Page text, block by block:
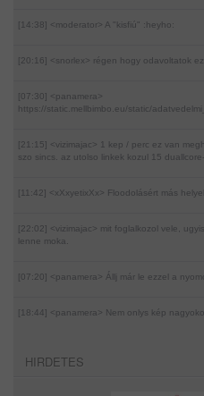
[14:38] <moderator> A "kisfiú" :heyho:
[20:16] <snorlex> régen hogy odavoltatok
[07:30] <panamera>
https://static.mellbimbo.eu/static/
[21:15] <vizimajac> 1 kep / perc ez van
szo sincs. az utolso linkek kozul 15
[11:42] <xXxyetixXx> Floodolásért más
[22:02] <vizimajac>
mit foglalkozol vele,
lenne moka.
[07:20] <panamera> Állj már le ezzel a
[18:44] <panamera> Nem onlys kép
HIRDETES